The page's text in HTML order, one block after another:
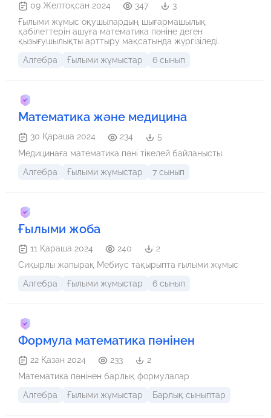
09 Желтоқсан 2024 347
3
Ғылыми жұмыс оқушылардың шығармашылық
қабілеттерін ашуға математика пәніне деген
қызығушылықты арттыру мақсатында жүргізіледі.
Алгебра
Ғылыми жұмыстар 6 сынып
Математика және медицина
30 Қараша 2024 234
5
Медицинаға математика пәні тікелей байланысты.
Алгебра
Ғылыми жұмыстар 7 сынып
Ғылыми жоба
11 Қараша 2024 240
2
Сиқырлы жапырақ Мебиус тақырыпта ғылыми жұмыс
Алгебра
Ғылыми жұмыстар 6 сынып
Формула математика пәнінен
22 Қазан 2024 233
2
Математика пәнінен барлық формулалар
Алгебра
Ғылыми жұмыстар Барлық сыныптар